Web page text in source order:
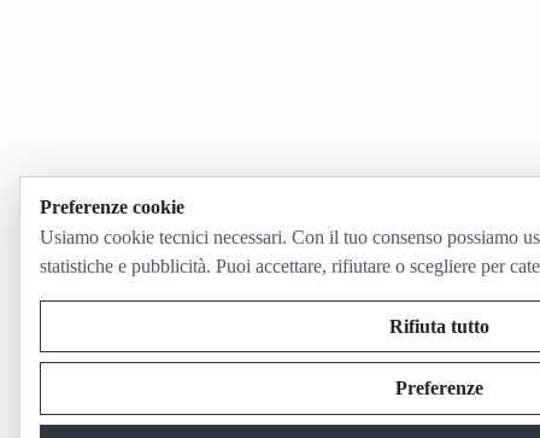
Preferenze cookie
Usiamo cookie tecnici necessari. Con il tuo consenso possiamo
statistiche e pubblicità. Puoi accettare, rifiutare o scegliere per
Rifiuta tutto
Preferenze